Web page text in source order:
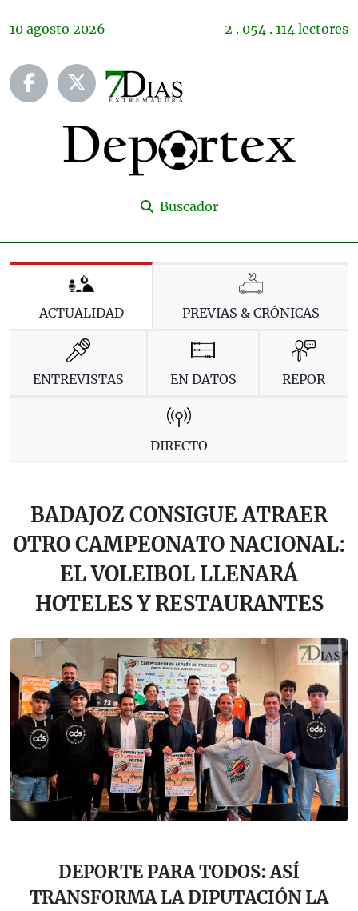
10 agosto 2026 2 . 054 . 114 lectores
Buscador
ACTUALIDAD PREVIAS & CRÓNICAS
ENTREVISTAS EN DATOS REPOR
DIRECTO
BADAJOZ CONSIGUE ATRAER
OTRO CAMPEONATO NACIONAL:
EL VOLEIBOL LLENARÁ
HOTELES Y RESTAURANTES
DEPORTE PARA TODOS: ASÍ
TRANSFORMA LA DIPUTACIÓN LA